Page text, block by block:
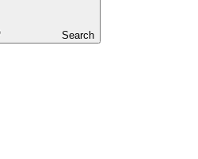
Search